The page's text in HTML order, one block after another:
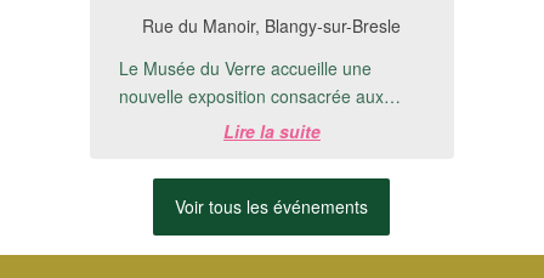
Rue du Manoir, Blangy-sur-Bresle
Le Musée du Verre accueille une
nouvelle exposition consacrée aux
créations de Michel Detré.📅 Du 8 juillet
Lire la suite
Voir tous les événements